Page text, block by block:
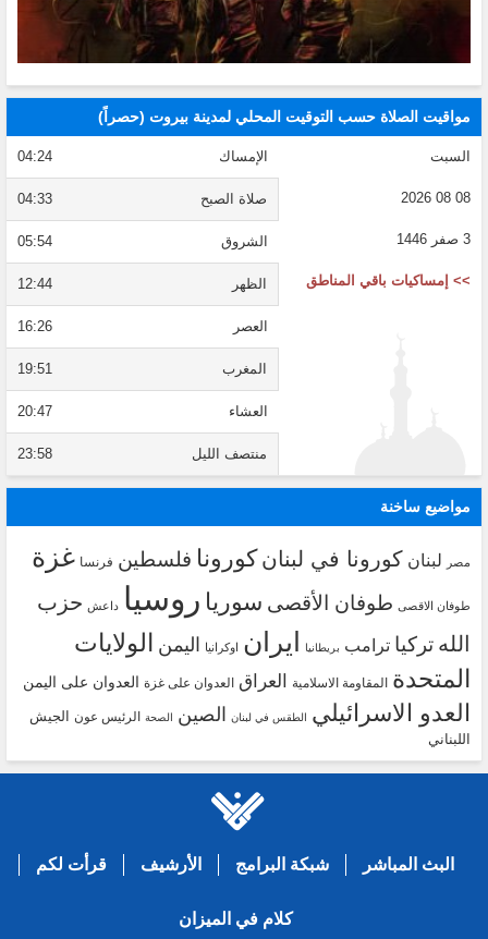
مواقيت الصلاة حسب التوقيت المحلي لمدينة بيروت (حصراً)
السبت
08 08 2026
3 صفر 1446
>> إمساكيات باقي المناطق
الإمساك 04:24
صلاة الصبح 04:33
الشروق 05:54
الظهر 12:44
العصر 16:26
المغرب 19:51
العشاء 20:47
منتصف الليل 23:58
مواضيع ساخنة
مصر لبنان كورونا في لبنانكورونا فلسطين فرنسا غزة
طوفان الاقصى طوفان الأقصى سوريا روسيا داعش حزب
الله تركيا ترامب بريطانيا ايران اوكرانيا اليمن الولايات
المتحدة المقاومة الاسلامية العراق العدوان على غزة العدوان على اليمن
العدو الاسرائيلي الطقس في لبنان الصين الصحة الرئيس عون
الجيش
اللبناني
البث المباشر شبكة البرامج الأرشيف قرأت لكم
كلام في الميزان